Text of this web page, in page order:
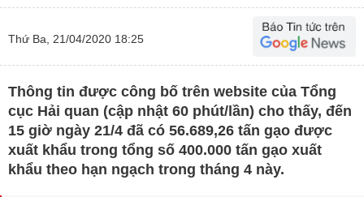
Thứ Ba, 21/04/2020 18:25
Thông tin được công bố trên website của Tổng
cục Hải quan (cập nhật 60 phút/lần) cho thấy, đến
15 giờ ngày 21/4 đã có 56.689,26 tấn gạo được
xuất khẩu trong tổng số 400.000 tấn gạo xuất
khẩu theo hạn ngạch trong tháng 4 này.